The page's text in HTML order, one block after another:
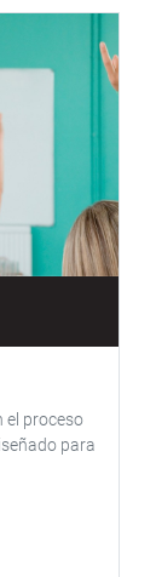
el proceso
para